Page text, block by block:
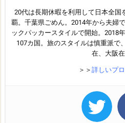
20代は長期休暇を利用して日本全国
覇。千葉県ごめん。2014年から夫婦
ックパッカースタイルで開始。2018
107カ国。旅のスタイルは慎重派で
在、大阪在
＞＞ 詳しいプ